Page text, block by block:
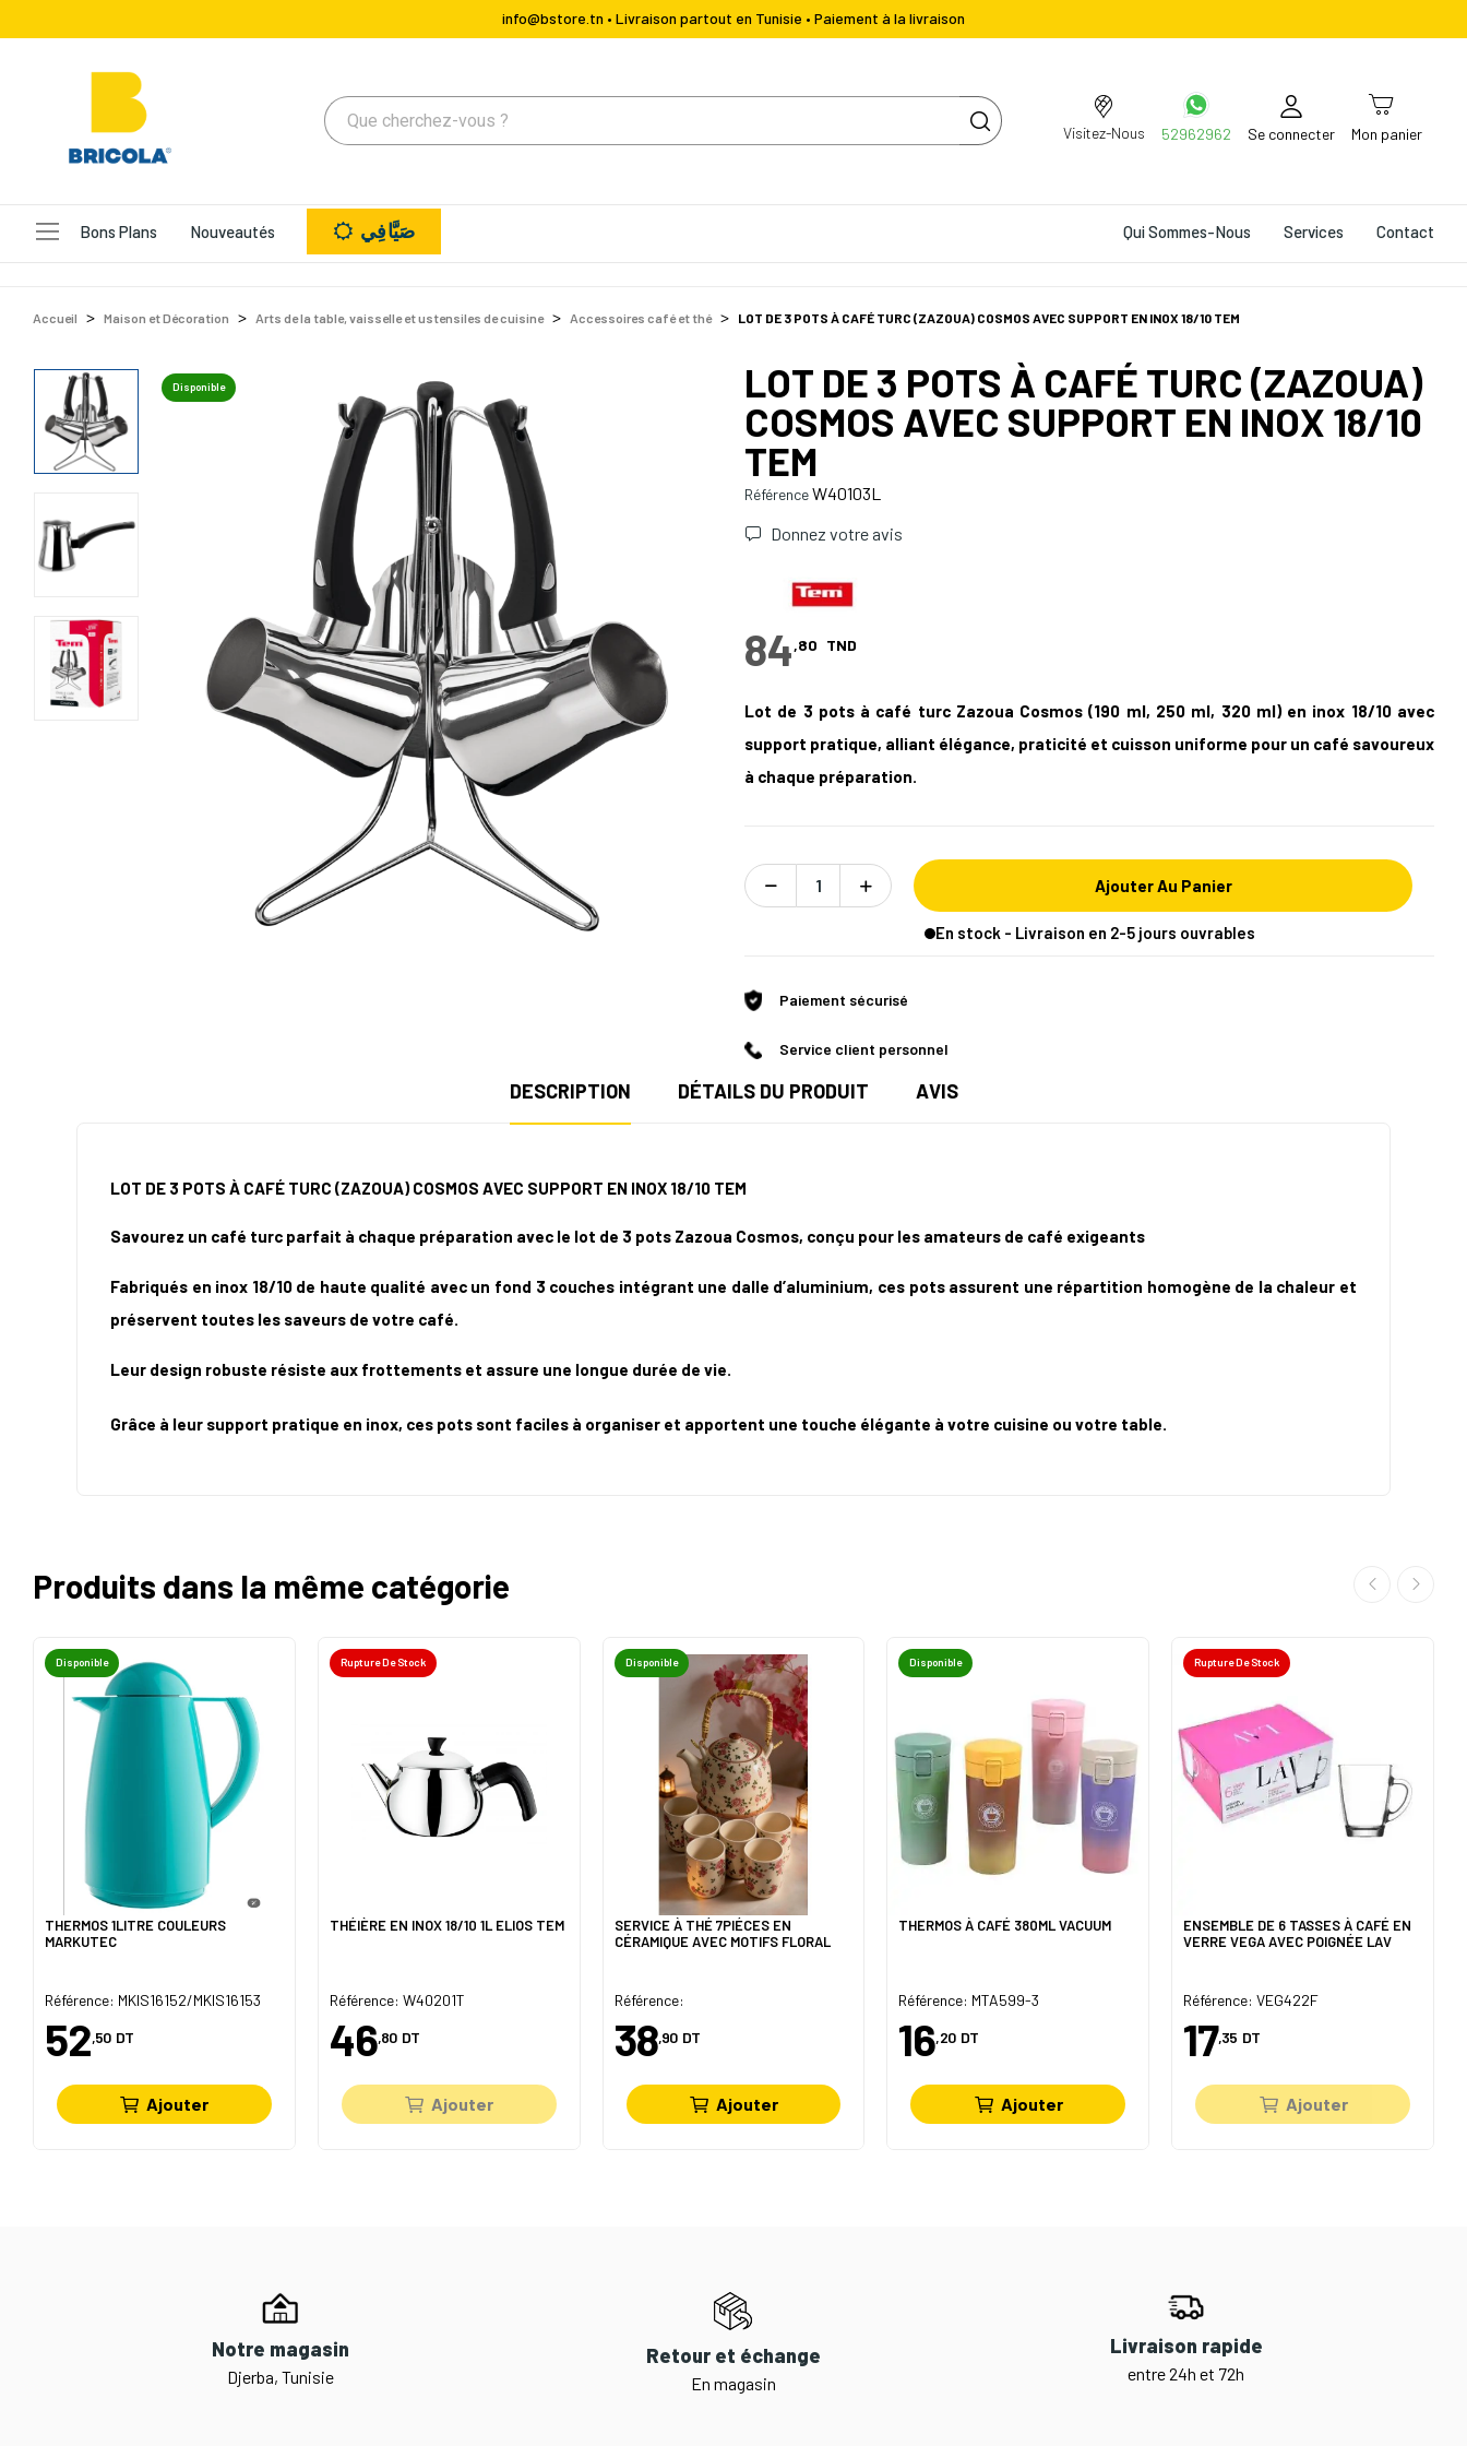
info@bstore.tn • Livraison partout en Tunisie • Paiement à la livraison
Visitez-Nous 52962962 Se connecter Mon panier
Bons Plans Nouveautés Qui Sommes-Nous Services Contact صَيَّافِي
Accueil Maison et Décoration Arts de la table, vaisselle et ustensiles de cuisine Accessoires café et thé LOT DE 3 POTS À CAFÉ TURC (ZAZOUA) COSMOS AVEC SUPPORT EN INOX 18/10 TEM
Disponible
LOT DE 3 POTS À CAFÉ TURC (ZAZOUA)
COSMOS AVEC SUPPORT EN INOX 18/10
TEM
RéférenceW40103L
Donnez votre avis
84,80 TND
Lot de 3 pots à café turc Zazoua Cosmos (190 ml, 250 ml, 320 ml) en inox 18/10 avec
support pratique, alliant élégance, praticité et cuisson uniforme pour un café savoureux
à chaque préparation.
Ajouter Au Panier
En stock - Livraison en 2-5 jours ouvrables
Paiement sécurisé
Service client personnel
DESCRIPTION DÉTAILS DU PRODUIT AVIS
LOT DE 3 POTS À CAFÉ TURC (ZAZOUA) COSMOS AVEC SUPPORT EN INOX 18/10 TEM
Savourez un café turc parfait à chaque préparation avec le lot de 3 pots Zazoua Cosmos, conçu pour les amateurs de café exigeants
Fabriqués en inox 18/10 de haute qualité avec un fond 3 couches intégrant une dalle d’aluminium, ces pots assurent une répartition homogène de la chaleur et
préservent toutes les saveurs de votre café.
Leur design robuste résiste aux frottements et assure une longue durée de vie.
Grâce à leur support pratique en inox, ces pots sont faciles à organiser et apportent une touche élégante à votre cuisine ou votre table.
Produits dans la même catégorie
Disponible
THERMOS 1LITRE COULEURS
MARKUTEC
Référence: MKIS16152/MKIS16153
52,50 DT
Ajouter
Rupture De Stock
THÉIÈRE EN INOX 18/10 1L ELIOS TEM
Référence: W40201T
46,80 DT
Ajouter
Disponible
SERVICE À THÉ 7PIÉCES EN
CÉRAMIQUE AVEC MOTIFS FLORAL
Référence:
38,90 DT
Ajouter
Disponible
THERMOS À CAFÉ 380ML VACUUM
Référence: MTA599-3
16,20 DT
Ajouter
Rupture De Stock
ENSEMBLE DE 6 TASSES À CAFÉ EN
VERRE VEGA AVEC POIGNÉE LAV
Référence: VEG422F
17,35 DT
Ajouter
Notre magasin
Djerba, Tunisie
Retour et échange
En magasin
Livraison rapide
entre 24h et 72h